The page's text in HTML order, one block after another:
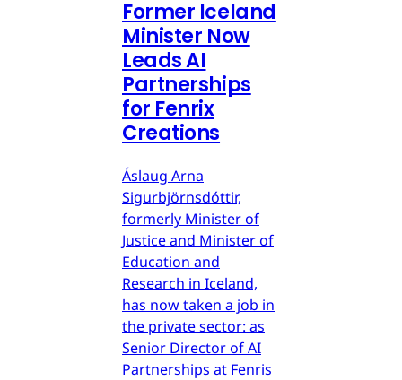
Former Iceland
Minister Now
Leads AI
Partnerships
for Fenrix
Creations
Áslaug Arna
Sigurbjörnsdóttir,
formerly Minister of
Justice and Minister of
Education and
Research in Iceland,
has now taken a job in
the private sector: as
Senior Director of AI
Partnerships at Fenris